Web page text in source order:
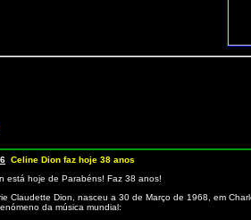
Celine Dion faz hoje 38 anos
está hoje de Parabéns! Faz 38 anos!
Claudette Dion, nasceu a 30 de Março de 1968, em
da música mundial: